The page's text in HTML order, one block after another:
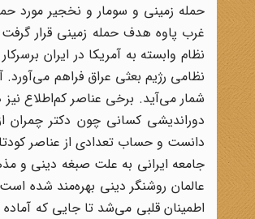
غرب پاوه هدف حمله زمینی قرار
نظام وابسته به آمریکا در ایران
نظامی رژیم بعثی عراق فراهم می‌آورد.
شمار می‌آید. برخی عناصر کم‌اطلاع
دوراندیشی کسانی چون دکتر چمران
دانست و حساب تعدادی از عناصر
جامعه ایرانی به علت صبغه دینی و
عالمان روشنگر دینی بهره‌مند شده
اطمینان قلبی می‌شد تا جایی که